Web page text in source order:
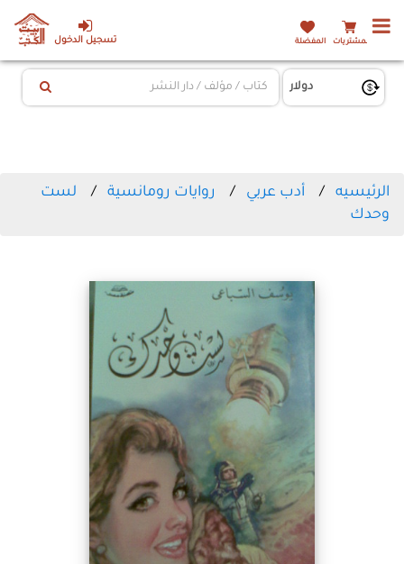
تسجيل الدخول المشتريات المفضلة
الرئيسيه أدب عربي روايات رومانسية
لست
وحدك